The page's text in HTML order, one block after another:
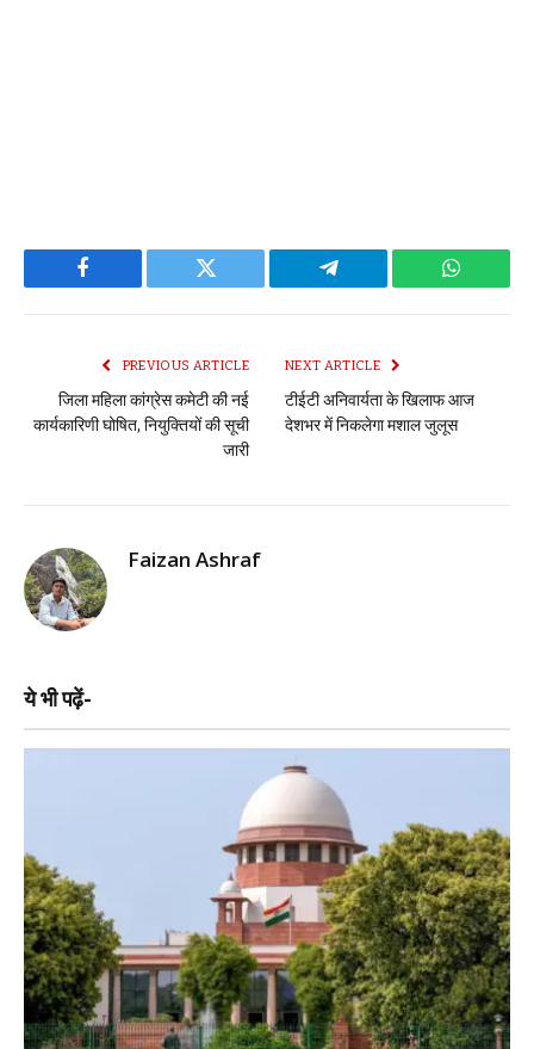
Facebook Twitter Telegram
PREVIOUS ARTICLE
जिला महिला कांग्रेस कमेटी की नई
कार्यकारिणी घोषित, नियुक्तियों की सूची
जारी
NEXT ARTICLE
टीईटी अनिवार्यता के खिलाफ आज
देशभर में निकलेगा मशाल जुलूस
Faizan Ashraf
ये भी पढ़ें-